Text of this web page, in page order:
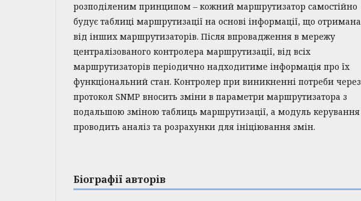
розподіленим принципом – кожний маршрутизатор самостійно
будує таблиці маршрутизації на основі інформації, що отримана
від інших маршрутизаторів. Після впровадження в мережу
централізованого контролера маршрутизації, від всіх
маршрутизаторів періодично надходитиме інформація про їх
функціональний стан. Контролер при виникненні потреби через
протокол SNMP вносить зміни в параметри маршрутизатора з
подальшою зміною таблиць маршрутизації, а модуль керування
проводить аналіз та розрахунки для ініціювання змін.
Біографії авторів